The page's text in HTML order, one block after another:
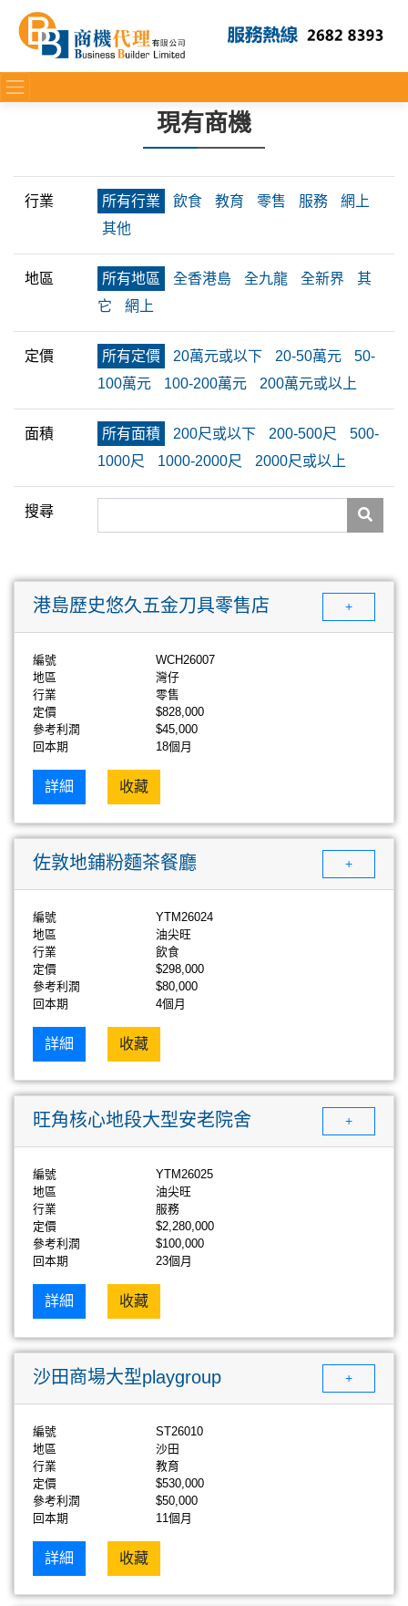
現有商機
行業 所有行業 飲食 教育 零售 服務
網上
其他
地區 所有地區 全香港島 全九龍 全新界
其
它
網上
定價 所有定價 20萬元或以下 20-50萬元
50-
100萬元
100-200萬元 200萬元或以上
面積 所有面積 200尺或以下 200-500尺
500-
1000尺
1000-2000尺 2000尺或以上
搜尋
港島歷史悠久五金刀具零售店 +
編號
WCH26007
地區
灣仔
行業
零售
定價
$828,000
參考利潤
$45,000
回本期
18個月
詳細 收藏
佐敦地鋪粉麵茶餐廳 +
編號
YTM26024
地區
油尖旺
行業
飲食
定價
$298,000
參考利潤
$80,000
回本期
4個月
詳細 收藏
旺角核心地段大型安老院舍 +
編號
YTM26025
地區
油尖旺
行業
服務
定價
$2,280,000
參考利潤
$100,000
回本期
23個月
詳細 收藏
沙田商場大型playgroup +
編號
ST26010
地區
沙田
行業
教育
定價
$530,000
參考利潤
$50,000
回本期
11個月
詳細 收藏